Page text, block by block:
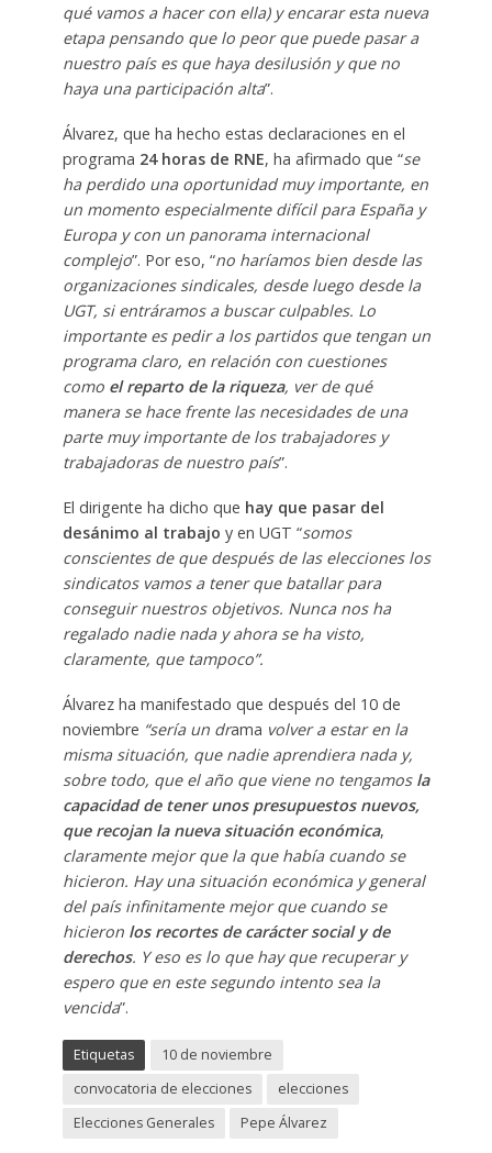
qué vamos a hacer con ella) y encarar esta nueva
etapa pensando que lo peor que puede pasar a
nuestro país es que haya desilusión y que no
haya una participación alta”.
Álvarez, que ha hecho estas declaraciones en el
programa 24 horas de RNE, ha afirmado que “se
ha perdido una oportunidad muy importante, en
un momento especialmente difícil para España y
Europa y con un panorama internacional
complejo”. Por eso, “no haríamos bien desde las
organizaciones sindicales, desde luego desde la
UGT, si entráramos a buscar culpables. Lo
importante es pedir a los partidos que tengan un
programa claro, en relación con cuestiones
como el reparto de la riqueza, ver de qué
manera se hace frente las necesidades de una
parte muy importante de los trabajadores y
trabajadoras de nuestro país”.
El dirigente ha dicho que hay que pasar del
desánimo al trabajo y en UGT “somos
conscientes de que después de las elecciones los
sindicatos vamos a tener que batallar para
conseguir nuestros objetivos. Nunca nos ha
regalado nadie nada y ahora se ha visto,
claramente, que tampoco”.
Álvarez ha manifestado que después del 10 de
noviembre “sería un drama volver a estar en la
misma situación, que nadie aprendiera nada y,
sobre todo, que el año que viene no tengamos la
capacidad de tener unos presupuestos nuevos,
que recojan la nueva situación económica,
claramente mejor que la que había cuando se
hicieron. Hay una situación económica y general
del país infinitamente mejor que cuando se
hicieron los recortes de carácter social y de
derechos. Y eso es lo que hay que recuperar y
espero que en este segundo intento sea la
vencida”.
Etiquetas
10 de noviembre
convocatoria de elecciones
elecciones
Elecciones Generales
Pepe Álvarez